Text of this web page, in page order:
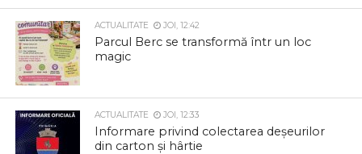
ACTUALITATE JOI, 12:42
Parcul Berc se transformă într un loc
magic
ACTUALITATE JOI, 12:33
Informare privind colectarea deșeurilor
din carton și hârtie